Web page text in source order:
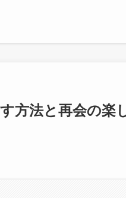
方法と再会の楽